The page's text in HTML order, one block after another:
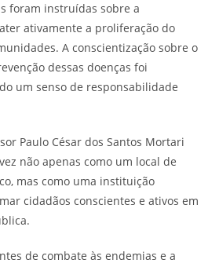
foram instruídas sobre a
ativamente a proliferação do
A conscientização sobre o
dessas doenças foi
um senso de responsabilidade
Paulo César dos Santos Mortari
não apenas como um local de
mas como uma instituição
cidadãos conscientes e ativos em
de combate às endemias e a